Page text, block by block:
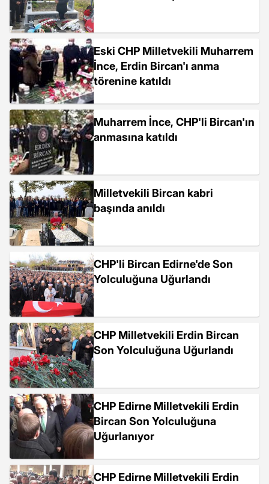
Eski CHP Milletvekili Muharrem
İnce, Erdin Bircan'ı anma
törenine katıldı
Muharrem İnce, CHP'li Bircan'ın
anmasına katıldı
Milletvekili Bircan kabri
başında anıldı
CHP'li Bircan Edirne'de Son
Yolculuğuna Uğurlandı
CHP Milletvekili Erdin Bircan
Son Yolculuğuna Uğurlandı
CHP Edirne Milletvekili Erdin
Bircan Son Yolculuğuna
Uğurlanıyor
CHP Edirne Milletvekili Erdin